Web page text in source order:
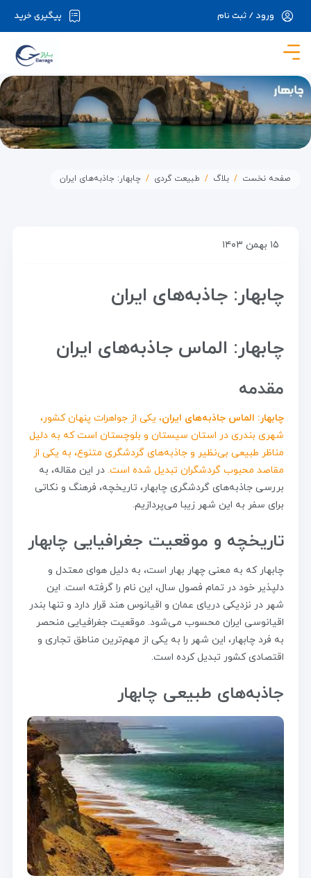
در حال حاضر ارتباط با سرور قطع می باشد لطفا
پیگیری خرید ورود / ثبت نام
صفحه نخست بلاگ طبیعت گردی چابهار: جاذبه‌های ایران
۱۵ بهمن ۱۴۰۳
چابهار: جاذبه‌های ایران
چابهار: الماس جاذبه‌های ایران
مقدمه
چابهار: الماس جاذبه‌های ایران، یکی از جواهرات پنهان کشور،
شهری بندری در استان سیستان و بلوچستان است که به دلیل
مناظر طبیعی بی‌نظیر و جاذبه‌های گردشگری متنوع، به یکی از
مقاصد محبوب گردشگران تبدیل شده است. در این مقاله، به
بررسی جاذبه‌های گردشگری چابهار، تاریخچه، فرهنگ و نکاتی
برای سفر به این شهر زیبا می‌پردازیم.
تاریخچه و موقعیت جغرافیایی چابهار
چابهار که به معنی چهار بهار است، به دلیل هوای معتدل و
دلپذیر خود در تمام فصول سال، این نام را گرفته است. این
شهر در نزدیکی دریای عمان و اقیانوس هند قرار دارد و تنها بندر
اقیانوسی ایران محسوب می‌شود. موقعیت جغرافیایی منحصر
به فرد چابهار، این شهر را به یکی از مهم‌ترین مناطق تجاری و
اقتصادی کشور تبدیل کرده است.
جاذبه‌های طبیعی چابهار